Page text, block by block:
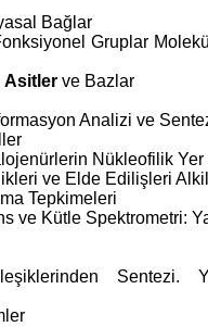
Bağlar
Gruplar
Asitlerve Bazlar
Analizi ve
Nükleofilik Yer
ve Elde Edilişleri
Tepkimeleri
ve Kütle Spektrometri:
Sentezi.